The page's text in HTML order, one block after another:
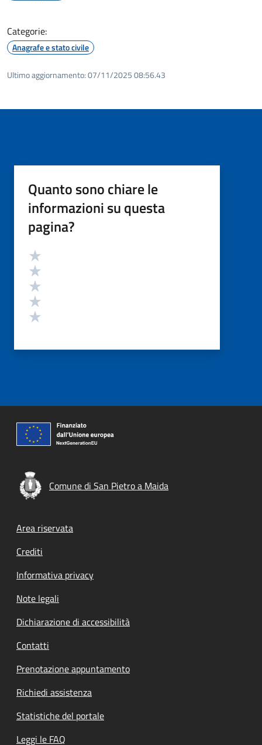
Categorie:
Anagrafe e stato civile
Ultimo aggiornamento:07/11/2025 08:56.43
Quanto sono chiare le
informazioni su questa
pagina?
Valutazione
Comune di San Pietro a Maida
Footer menu
Area riservata
Crediti
Informativa privacy
Note legali
Dichiarazione di accessibilità
Contatti
Prenotazione appuntamento
Richiedi assistenza
Statistiche del portale
Leggi le FAQ